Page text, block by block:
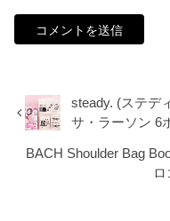
steady. (ステデ
サ・ラーソン 6
BACH Shoulder Bag